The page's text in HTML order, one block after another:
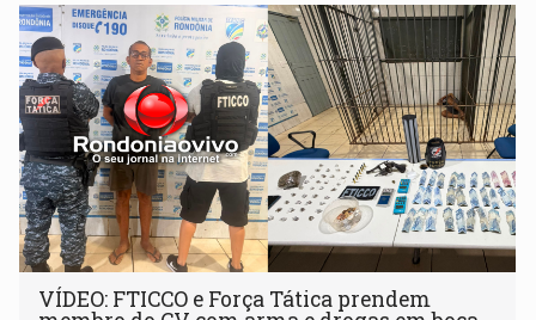
VÍDEO: FTICCO e Força Tática prendem